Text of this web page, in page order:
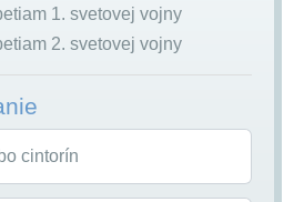
1. svetovej vojny
2. svetovej vojny
cintorín